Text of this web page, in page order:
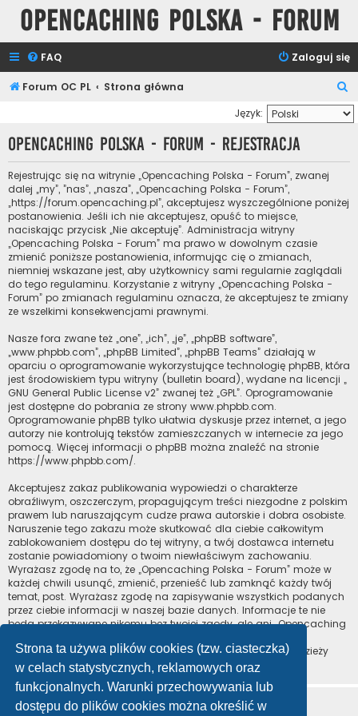
Strona ta używa plików cookies (tzw. ciasteczka)
w celach statystycznych, reklamowych oraz
funkcjonalnych. Warunki przechowywania lub
dostępu do plików cookies można określić w
Opencaching Polska - Forum
FAQ Zaloguj się
Forum OC PL Strona główna
z
u
Język:
Opencaching Polska - Forum - Rejestracja
Rejestrując się na witrynie „Opencaching Polska - Forum”, zwanej
dalej „my”, ”nas”, „nasza”, „Opencaching Polska - Forum”,
„https://forum.opencaching.pl”, akceptujesz wyszczególnione poniżej
postanowienia. Jeśli ich nie akceptujesz, opuść to miejsce,
naciskając przycisk „Nie akceptuję”. Administracja witryny
„Opencaching Polska - Forum” ma prawo w dowolnym czasie
zmienić poniższe postanowienia, informując cię o zmianach,
niemniej wskazane jest, aby użytkownicy sami regularnie zaglądali
do tego regulaminu. Korzystanie z witryny „Opencaching Polska -
Forum” po zmianach regulaminu oznacza, że akceptujesz te zmiany
ze wszelkimi konsekwencjami prawnymi.
Nasze fora zwane też „one”, „ich”, „je”, „phpBB software”,
„www.phpbb.com”, „phpBB Limited”, „phpBB Teams” działają w
oparciu o oprogramowanie wykorzystujące technologię phpBB, która
jest środowiskiem typu witryny (bulletin board), wydane na licencji „
GNU General Public License v2” zwanej też „GPL”. Oprogramowanie
jest dostępne do pobrania ze strony www.phpbb.com.
Oprogramowanie phpBB tylko ułatwia dyskusje przez internet, a jego
autorzy nie kontrolują tekstów zamieszczanych w internecie za jego
pomocą. Więcej informacji o phpBB można znaleźć na stronie
https://www.phpbb.com/.
Akceptujesz zakaz publikowania wypowiedzi o charakterze
obraźliwym, oszczerczym, propagującym treści niezgodne z polskim
prawem lub naruszającym cudze prawa autorskie i dobra osobiste.
Naruszenie tego zakazu może skutkować dla ciebie całkowitym
zablokowaniem dostępu do tej witryny, a twój dostawca internetu
zostanie powiadomiony o twoim niewłaściwym zachowaniu.
Wyrażasz zgodę na to, że „Opencaching Polska - Forum” może w
każdej chwili usunąć, zmienić, przenieść lub zamknąć każdy twój
temat, post. Wyrażasz zgodę na zapisywanie wszystkich podanych
przez ciebie informacji w naszej bazie danych. Informacje te nie
będą przekazywane nikomu bez twojej zgody, ale ani „Opencaching
włamania do witryny, podczas których może dojść do kradzieży
danych.